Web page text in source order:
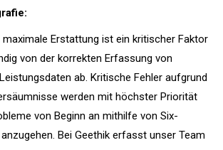
maximale Erstattung ist ein kritischer Faktor
von der korrekten Erfassung von
ab. Kritische Fehler aufgrund
werden mit höchster Priorität
von Beginn an mithilfe von Six-
Bei Geethik erfasst unser Team